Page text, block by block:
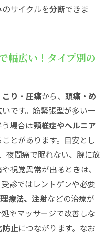
サイクルを分断できま
幅広い！タイプ別の
り・圧痛から、 頭痛・め
です。筋緊張型が多い一
場合は頸椎症やヘルニア
とがあります。目安とし
夜間痛で眠れない、腕に放
視覚異常が出るときは、
診ではレントゲンや必要
療法、注射などの治療が
やマッサージで改善しな
防止につながります。なお